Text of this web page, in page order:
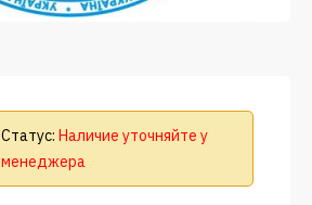
Статус: Наличие уточняйте у
менеджера